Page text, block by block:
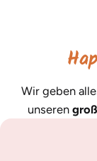
Wir geben
unseren